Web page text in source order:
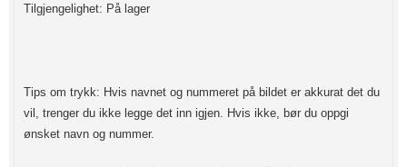
Tilgjengelighet: På lager
Tips om trykk: Hvis navnet og nummeret på bildet er akkurat det du
vil, trenger du ikke legge det inn igjen. Hvis ikke, bør du oppgi
ønsket navn og nummer.